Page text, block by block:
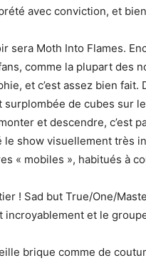
avec conviction, et
sera Moth Into Flames.
comme la plupart des
et c’est assez bien fait.
surplombée de cubes sur
et descendre, c’est
le show visuellement très
« mobiles », habitués à
! Sad but True/One/
et le
brique comme de